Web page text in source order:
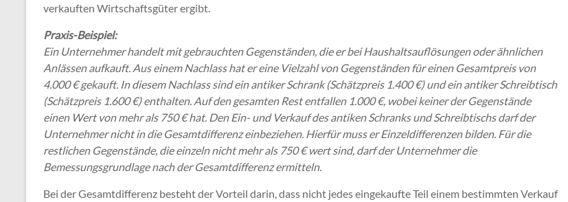
verkauften Wirtschaftsgüter ergibt.
Praxis-Beispiel:
Ein Unternehmer handelt mit gebrauchten Gegenständen, die er bei Haushaltsauflösungen oder ähnlichen
Anlässen aufkauft. Aus einem Nachlass hat er eine Vielzahl von Gegenständen für einen Gesamtpreis von
4.000 € gekauft. In diesem Nachlass sind ein antiker Schrank (Schätzpreis 1.400 €) und ein antiker Schreibtisch
(Schätzpreis 1.600 €) enthalten. Auf den gesamten Rest entfallen 1.000 €, wobei keiner der Gegenstände
einen Wert von mehr als 750 € hat. Den Ein- und Verkauf des antiken Schranks und Schreibtischs darf der
Unternehmer nicht in die Gesamtdifferenz einbeziehen. Hierfür muss er Einzeldifferenzen bilden. Für die
restlichen Gegenstände, die einzeln nicht mehr als 750 € wert sind, darf der Unternehmer die
Bemessungsgrundlage nach der Gesamtdifferenz ermitteln.
Bei der Gesamtdifferenz besteht der Vorteil darin, dass nicht jedes eingekaufte Teil einem bestimmten Verkauf